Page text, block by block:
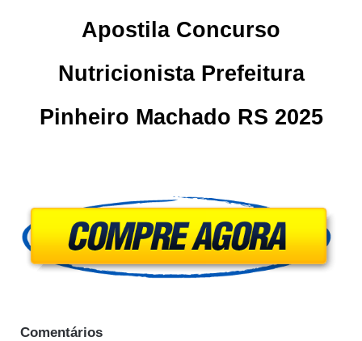
Apostila Concurso
Nutricionista Prefeitura
Pinheiro Machado RS 2025
Comentários